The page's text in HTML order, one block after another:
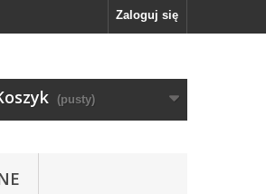
Zaloguj się
(pusty)